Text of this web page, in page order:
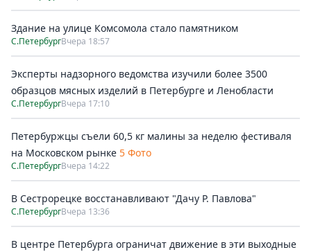
Здание на улице Комсомола стало памятником
С.ПетербургВчера 18:57
Эксперты надзорного ведомства изучили более 3500
образцов мясных изделий в Петербурге и Ленобласти
С.ПетербургВчера 17:10
Петербуржцы съели 60,5 кг малины за неделю фестиваля
на Московском рынке 5 Фото
С.ПетербургВчера 14:22
В Сестрорецке восстанавливают "Дачу Р. Павлова"
С.ПетербургВчера 13:36
В центре Петербурга ограничат движение в эти выходные